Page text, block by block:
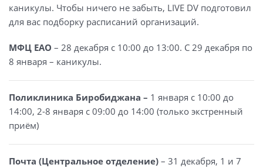
каникулы. Чтобы ничего не забыть, LIVE DV подготовил
для вас подборку расписаний организаций.
МФЦ ЕАО – 28 декабря с 10:00 до 13:00. С 29 декабря по
8 января – каникулы.
Поликлиника Биробиджана – 1 января с 10:00 до
14:00, 2-8 января с 09:00 до 14:00 (только экстренный
приём)
Почта (Центральное отделение) – 31 декабря, 1 и 7